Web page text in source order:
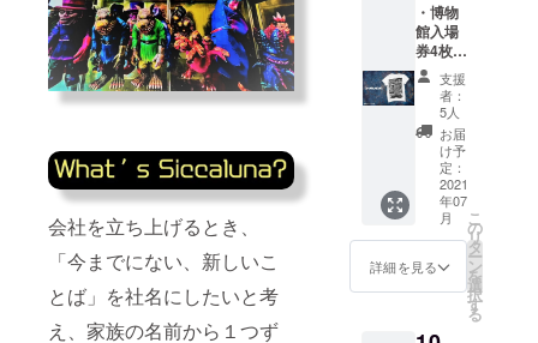
会社を立ち上げるとき、
「今までにない、新しいこ
とば」を社名にしたいと考
え、家族の名前から１つず
・博物
館入場
券4枚
( 有効期
限は博
物館
オープ
ンから1
年間と
なりま
す) ・シ
カルナ
工房オ
リジナ
ルTシャ
のサイ
支援
者：
5人
お届
け予
定：
2021
年07
月
詳細を見る
こ
の
リ
タ
ー
ン
を
選
択
す
る